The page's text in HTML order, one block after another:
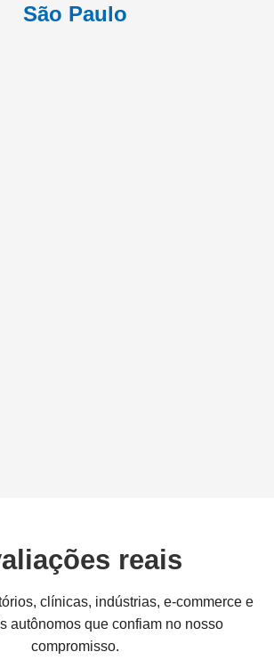
São Paulo
reais
clínicas, indústrias, e-commerce e
autônomos que confiam no nosso
compromisso.